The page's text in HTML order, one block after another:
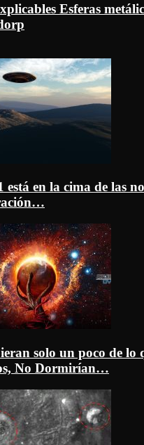
Esferas
está en la cima de las
solo un poco de lo
No Dormirían…